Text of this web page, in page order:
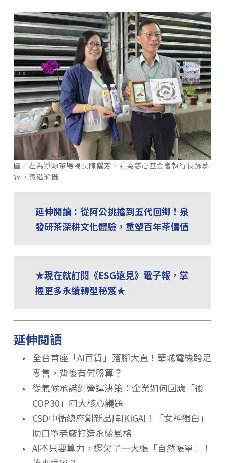
圖／左為淨源茶場場長陳儷芳、右為慈心基金會執行長蘇慕
容。黃泓瑜攝
延伸閱讀：從阿公挑擔到五代回鄉！泉
發研茶深耕文化體驗，重塑百年茶價值
★現在就訂閱《ESG遠見》電子報，掌
握更多永續轉型秘笈★
延伸閱讀
．
全台首座「AI百貨」落腳大直！華城電機跨足
零售，背後有何盤算？
． 從氣候承諾到營運決策：企業如何回應「後
COP30」四大核心議題
．
CSD中衛總座創新品牌IKIGAI！「女神獨白」
助口罩老廠打造永續風格
． AI不只要算力，還欠了一大張「自然帳單」！